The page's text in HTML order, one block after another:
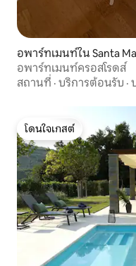
อพาร์ทเมนท์ใน Santa
อพาร์ทเมนท์ครอสโรดส์
สถานที่ · บริการต้อนรับ ·
โดนใจเกสต์
โดนใจเกสต์